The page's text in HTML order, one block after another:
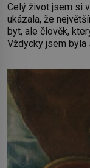
Celý život jsem si
ukázala, že
byt, ale člověk,
Vždycky jsem byla
práce a hlavně